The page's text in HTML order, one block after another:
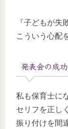
『子どもが失
こういう心配
発表会の成
私も保育士に
セリフを正し
振り付けを間